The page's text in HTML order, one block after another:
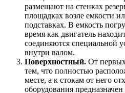
размещают на стенках
площадках возле емкости
подставках. В емкость
время как двигатель
соединяются специальной
внутри валом.
Поверхностный. От
тем, что полностью
месте, а к стокам от него
оборудования